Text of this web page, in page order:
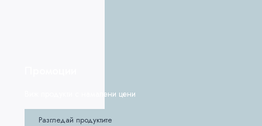
Виж продукти с намалени цени
Разгледай продуктите